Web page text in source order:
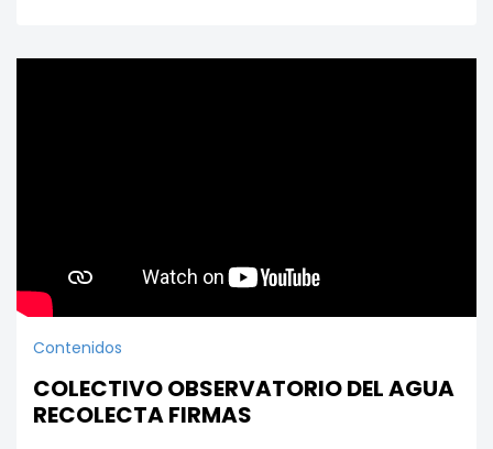
Contenidos
COLECTIVO OBSERVATORIO DEL AGUA
RECOLECTA FIRMAS